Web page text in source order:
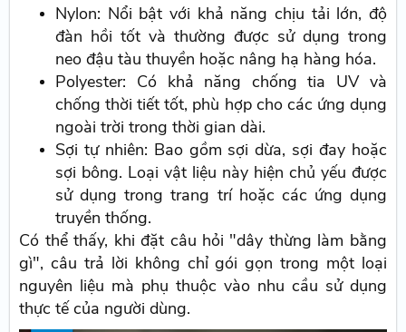
Nylon: Nổi bật với khả năng chịu tải lớn, độ
đàn hồi tốt và thường được sử dụng trong
neo đậu tàu thuyền hoặc nâng hạ hàng hóa.
Polyester: Có khả năng chống tia UV và
chống thời tiết tốt, phù hợp cho các ứng dụng
ngoài trời trong thời gian dài.
Sợi tự nhiên: Bao gồm sợi dừa, sợi đay hoặc
sợi bông. Loại vật liệu này hiện chủ yếu được
sử dụng trong trang trí hoặc các ứng dụng
truyền thống.
Có thể thấy, khi đặt câu hỏi "dây thừng làm bằng
gì", câu trả lời không chỉ gói gọn trong một loại
nguyên liệu mà phụ thuộc vào nhu cầu sử dụng
thực tế của người dùng.